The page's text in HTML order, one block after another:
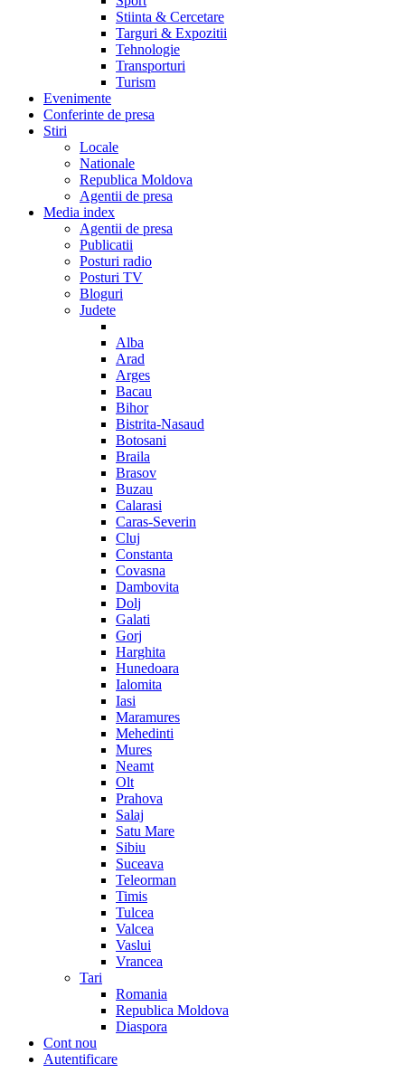
Stiinta & Cercetare
Targuri & Expozitii
Tehnologie
Transporturi
Turism
Evenimente
Conferinte de presa
Stiri
Locale
Nationale
Republica Moldova
Agentii de presa
Media index
Agentii de presa
Publicatii
Posturi radio
Posturi TV
Bloguri
Judete
Alba
Arad
Arges
Bacau
Bihor
Bistrita-Nasaud
Botosani
Braila
Brasov
Buzau
Calarasi
Caras-Severin
Cluj
Constanta
Covasna
Dambovita
Dolj
Galati
Gorj
Harghita
Hunedoara
Ialomita
Iasi
Maramures
Mehedinti
Mures
Neamt
Olt
Prahova
Salaj
Satu Mare
Sibiu
Suceava
Teleorman
Timis
Tulcea
Valcea
Vaslui
Vrancea
Tari
Romania
Republica Moldova
Diaspora
Cont nou
Autentificare